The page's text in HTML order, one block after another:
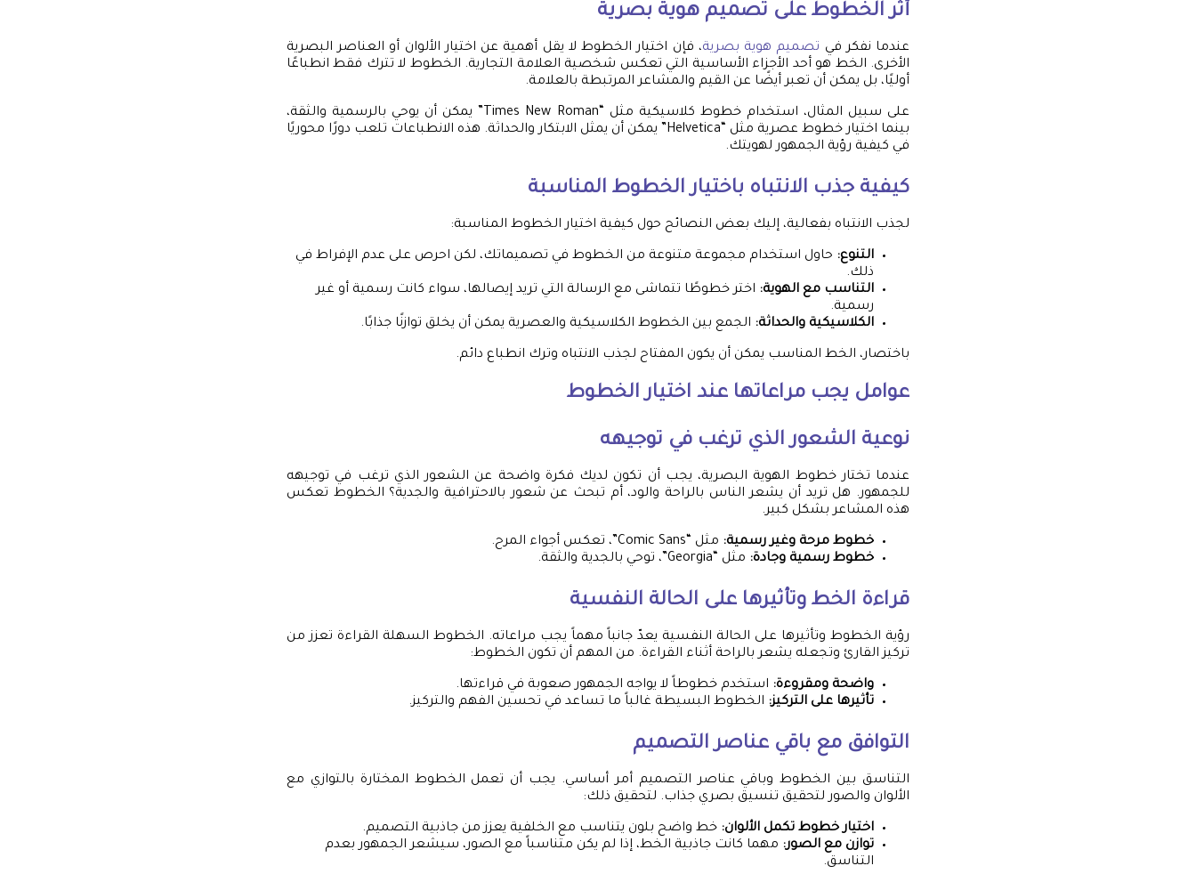
أثر الخطوط على تصميم هوية بصرية
عندما نفكر في تصميم هوية بصرية، فإن اختيار الخطوط لا يقل أهمية عن اختيار الألوان أو العناصر البصرية
الأخرى. الخط هو أحد الأجزاء الأساسية التي تعكس شخصية العلامة التجارية. الخطوط لا تترك فقط انطباعًا
أوليًا، بل يمكن أن تعبر أيضًا عن القيم والمشاعر المرتبطة بالعلامة.
على سبيل المثال، استخدام خطوط كلاسيكية مثل “Times New Roman” يمكن أن يوحي بالرسمية والثقة،
بينما اختيار خطوط عصرية مثل “Helvetica” يمكن أن يمثل الابتكار والحداثة. هذه الانطباعات تلعب دورًا محوريًا
في كيفية رؤية الجمهور لهويتك.
كيفية جذب الانتباه باختيار الخطوط المناسبة
لجذب الانتباه بفعالية، إليك بعض النصائح حول كيفية اختيار الخطوط المناسبة:
التنوع: حاول استخدام مجموعة متنوعة من الخطوط في تصميماتك، لكن احرص على عدم الإفراط في
ذلك.
التناسب مع الهوية: اختر خطوطًا تتماشى مع الرسالة التي تريد إيصالها، سواء كانت رسمية أو غير
رسمية.
الكلاسيكية والحداثة: الجمع بين الخطوط الكلاسيكية والعصرية يمكن أن يخلق توازنًا جذابًا.
باختصار، الخط المناسب يمكن أن يكون المفتاح لجذب الانتباه وترك انطباع دائم.
عوامل يجب مراعاتها عند اختيار الخطوط
نوعية الشعور الذي ترغب في توجيهه
عندما تختار خطوط الهوية البصرية، يجب أن تكون لديك فكرة واضحة عن الشعور الذي ترغب في توجيهه
للجمهور. هل تريد أن يشعر الناس بالراحة والود، أم تبحث عن شعور بالاحترافية والجدية؟ الخطوط تعكس
هذه المشاعر بشكل كبير.
خطوط مرحة وغير رسمية: مثل “Comic Sans”، تعكس أجواء المرح.
خطوط رسمية وجادة: مثل “Georgia”، توحي بالجدية والثقة.
قراءة الخط وتأثيرها على الحالة النفسية
رؤية الخطوط وتأثيرها على الحالة النفسية يعدّ جانباً مهماً يجب مراعاته. الخطوط السهلة القراءة تعزز من
تركيز القارئ وتجعله يشعر بالراحة أثناء القراءة. من المهم أن تكون الخطوط:
واضحة ومقروءة: استخدم خطوطاً لا يواجه الجمهور صعوبة في قراءتها.
تأثيرها على التركيز: الخطوط البسيطة غالباً ما تساعد في تحسين الفهم والتركيز.
التوافق مع باقي عناصر التصميم
التناسق بين الخطوط وباقي عناصر التصميم أمر أساسي. يجب أن تعمل الخطوط المختارة بالتوازي مع
الألوان والصور لتحقيق تنسيق بصري جذاب. لتحقيق ذلك:
اختيار خطوط تكمل الألوان: خط واضح بلون يتناسب مع الخلفية يعزز من جاذبية التصميم.
توازن مع الصور: مهما كانت جاذبية الخط، إذا لم يكن متناسباً مع الصور، سيشعر الجمهور بعدم
التناسق.